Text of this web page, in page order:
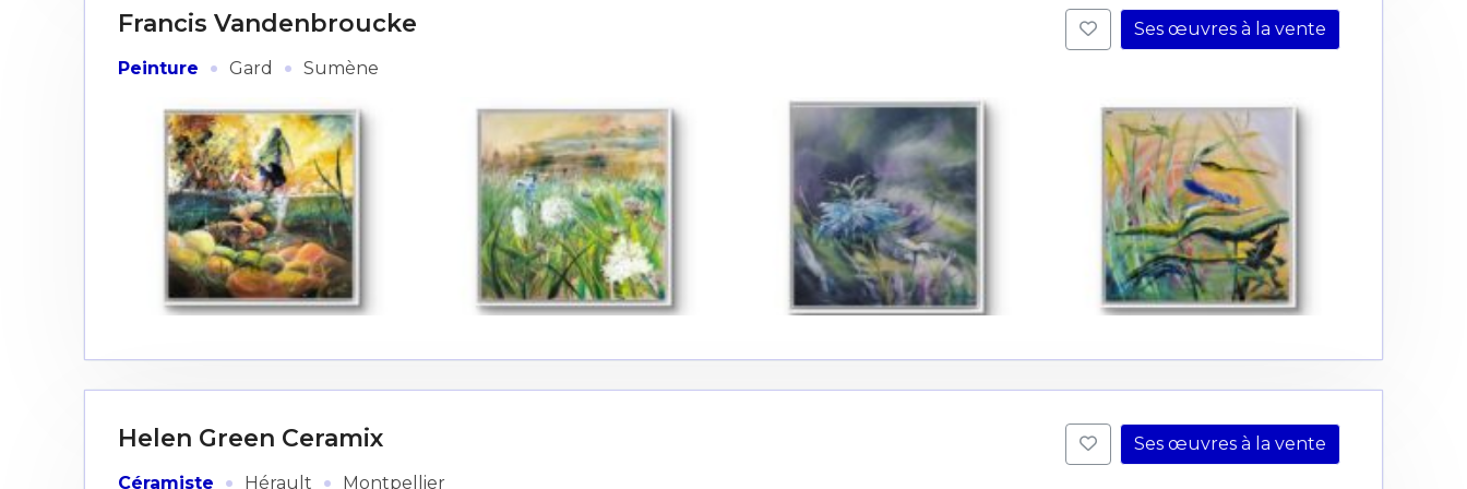
Francis Vandenbroucke
Peinture · Gard · Sumène
Ses œuvres à la vente
Helen Green Ceramix
Céramiste Hérault Montpellier
Ses œuvres à la vente